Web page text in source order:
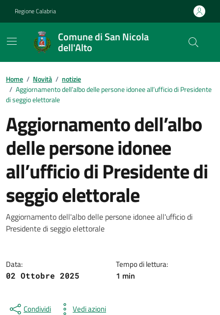
Regione Calabria
Comune di San Nicola
dell'Alto
Home / Novità / notizie
/ Aggiornamento dell’albo delle persone idonee all’ufficio di Presidente
di seggio elettorale
Aggiornamento dell’albo
delle persone idonee
all’ufficio di Presidente di
seggio elettorale
Dettagli della notizia
Aggiornamento dell'albo delle persone idonee all'ufficio di
Presidente di seggio elettorale
Data:
02 Ottobre 2025
Tempo di lettura:
1 min
Condividi Vedi azioni